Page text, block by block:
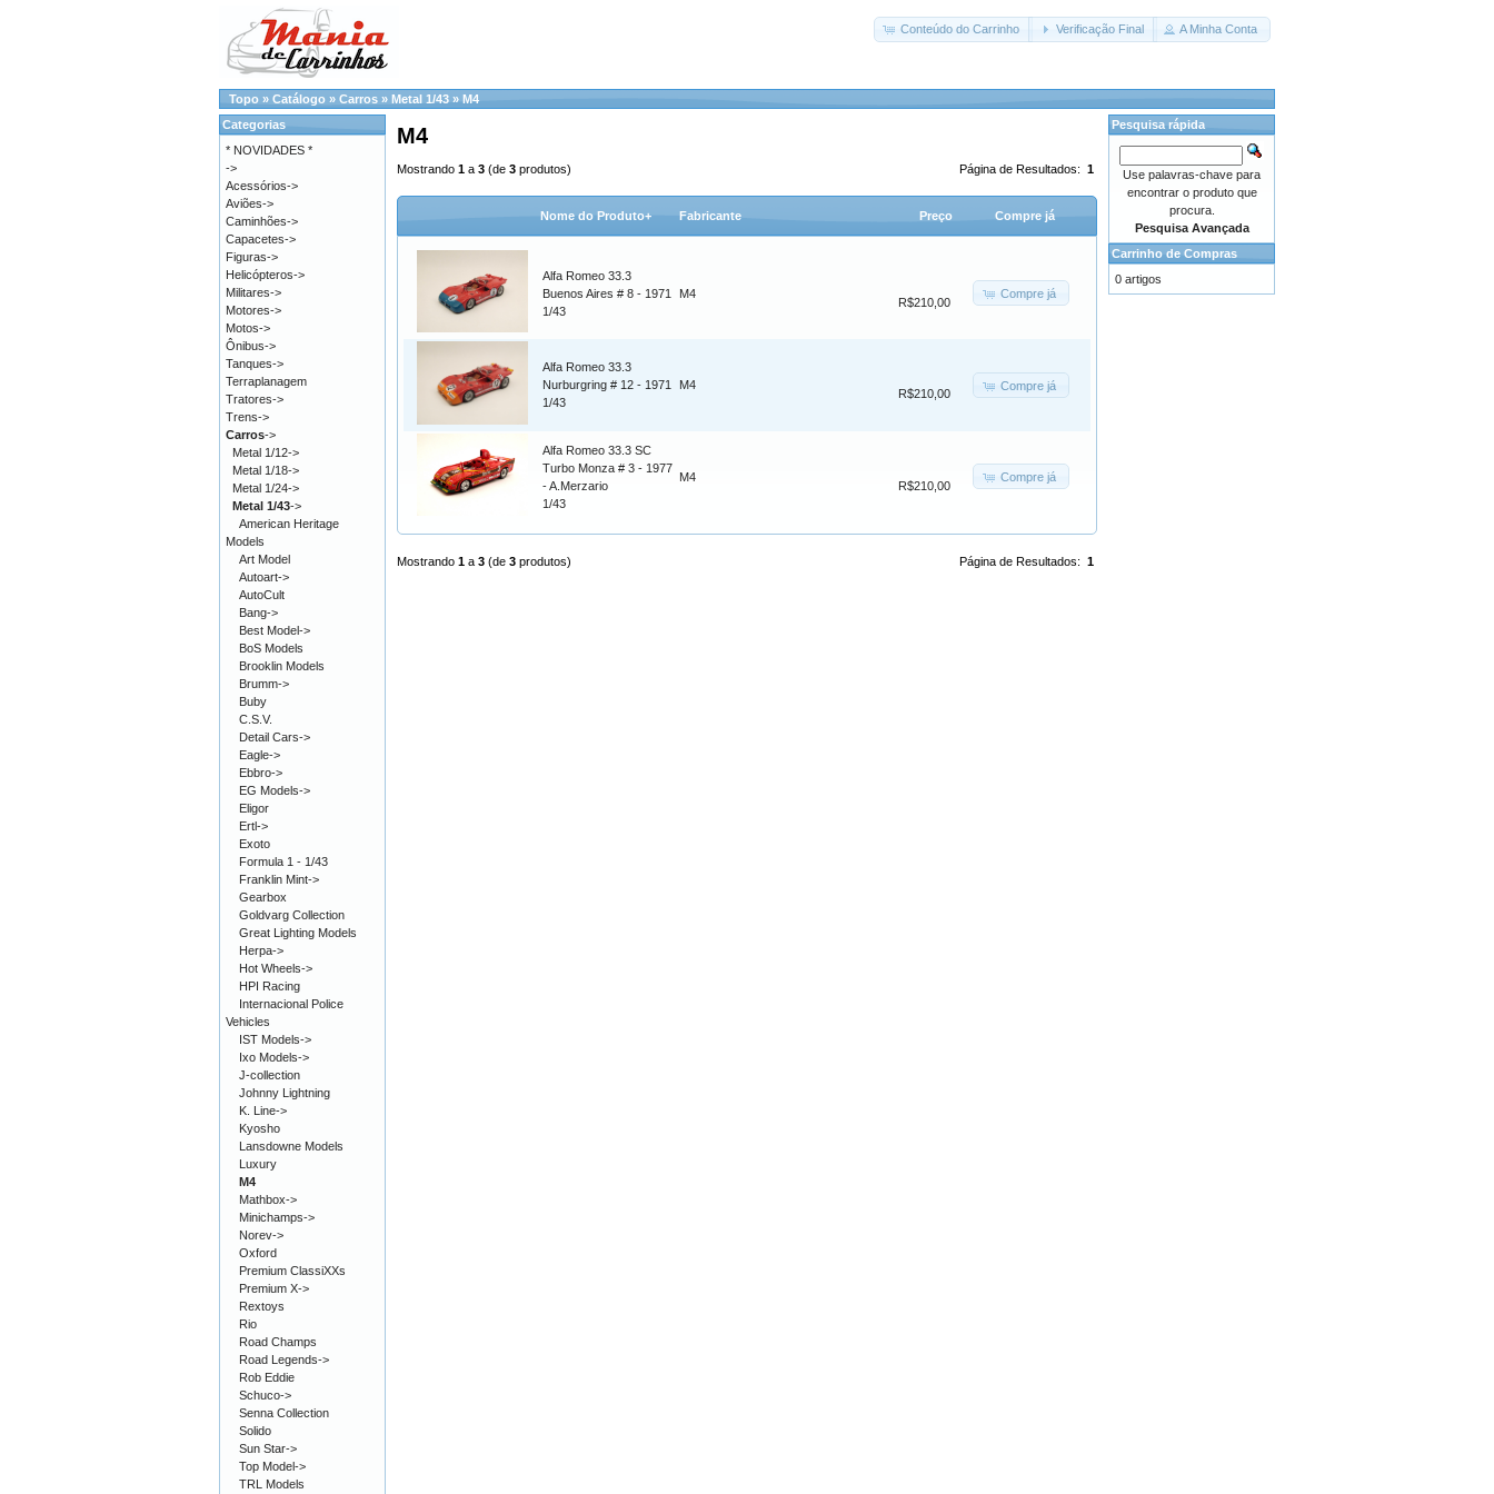
Conteúdo do Carrinho Verificação Final A Minha Conta
Topo » Catálogo » Carros » Metal 1/43 » M4
M4
Página de Resultados: 1
Mostrando 1 a 3 (de 3 produtos)
Nome do Produto+ Fabricante Preço Compre já
Alfa Romeo 33.3
Buenos Aires # 8 - 1971
1/43
M4
R$210,00
Compre já
Alfa Romeo 33.3
Nurburgring # 12 - 1971
1/43
M4
R$210,00
Compre já
Alfa Romeo 33.3 SC
Turbo Monza # 3 - 1977
- A.Merzario
1/43
M4
R$210,00
Compre já
Página de Resultados: 1
Mostrando 1 a 3 (de 3 produtos)
Categorias
* NOVIDADES *
->
Acessórios->
Aviões->
Caminhões->
Capacetes->
Figuras->
Helicópteros->
Militares->
Motores->
Motos->
Ônibus->
Tanques->
Terraplanagem
Tratores->
Trens->
Carros->
Metal 1/12->
Metal 1/18->
Metal 1/24->
Metal 1/43->
American Heritage
Models
Art Model
Autoart->
AutoCult
Bang->
Best Model->
BoS Models
Brooklin Models
Brumm->
Buby
C.S.V.
Detail Cars->
Eagle->
Ebbro->
EG Models->
Eligor
Ertl->
Exoto
Formula 1 - 1/43
Franklin Mint->
Gearbox
Goldvarg Collection
Great Lighting Models
Herpa->
Hot Wheels->
HPI Racing
Internacional Police
Vehicles
IST Models->
Ixo Models->
J-collection
Johnny Lightning
K. Line->
Kyosho
Lansdowne Models
Luxury
M4
Mathbox->
Minichamps->
Norev->
Oxford
Premium ClassiXXs
Premium X->
Rextoys
Rio
Road Champs
Road Legends->
Rob Eddie
Schuco->
Senna Collection
Solido
Sun Star->
Top Model->
TRL Models
Pesquisa rápida
Use palavras-chave para
encontrar o produto que
procura.
Pesquisa Avançada
Carrinho de Compras
0 artigos